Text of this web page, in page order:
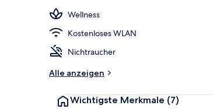
Wellness
Kostenloses WLAN
Nichtraucher
Alle anzeigen
Wichtigste Merkmale (7)